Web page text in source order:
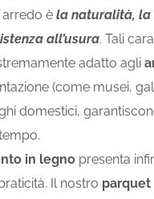
arredo è la naturalità, la
all’usura. Tali
adatto agli
(come musei,
domestici,
in legno presenta
Il nostro parquet